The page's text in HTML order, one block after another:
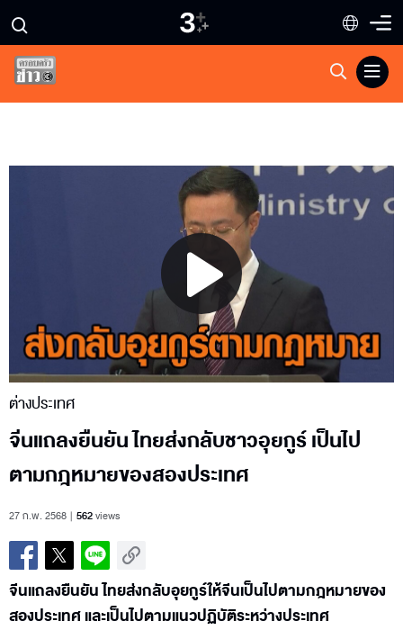
Play
Video
ต่างประเทศ
จีนแถลงยืนยัน ไทยส่งกลับชาวอุยกูร์ เป็นไป
ตามกฎหมายของสองประเทศ
27 ก.พ. 2568 562views
จีนแถลงยืนยัน ไทยส่งกลับอุยกูร์ให้จีนเป็นไปตามกฎหมายของ
สองประเทศ และเป็นไปตามแนวปฏิบัติระหว่างประเทศ